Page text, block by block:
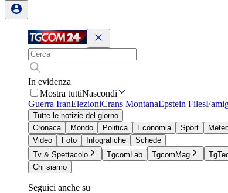
In evidenza
Mostra tuttiNascondi
Guerra IranElezioniCrans MontanaEpstein Files
Tutte le notizie del giorno
Cronaca
Mondo Politica Economia Sport
Video
Foto Infografiche
Schede
Tv & Spettacolo
TgcomLab TgcomMag
Chi siamo
Seguici anche su